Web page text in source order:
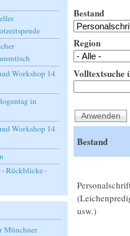
Bestand
Region
Volltextsuche
Bestand
usw.)
Workshop 14
in
Workshop 14
·Rückblicke ·
Münchner